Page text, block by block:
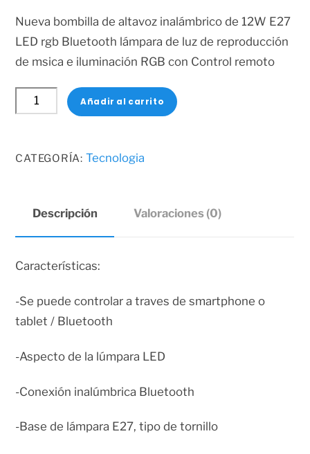
original
era:
$8.50.
actual
es:
$6.50.
Nueva bombilla de altavoz inalámbrico de 12W E27
LED rgb Bluetooth lámpara de luz de reproducción
de msica e iluminación RGB con Control remoto
BOMBILLO
LED
BOCINA
Añadir al carrito
CATEGORÍA: Tecnologia
Descripción Valoraciones (0)
Características:
-Se puede controlar a traves de smartphone o
tablet / Bluetooth
-Aspecto de la lúmpara LED
-Conexión inalúmbrica Bluetooth
-Base de lámpara E27, tipo de tornillo